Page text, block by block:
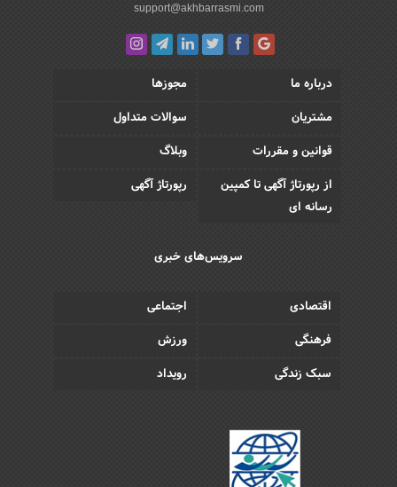
support@akhbarrasmi.com
درباره ما
مجوزها
مشتریان
سوالات متداول
قوانین و مقررات
وبلاگ
از رپورتاژ آگهی تا کمپین
رسانه ای
رپورتاژ آگهی
سرویس‌های خبری
اقتصادی
اجتماعی
فرهنگی
ورزش
سبک زندگی
رویداد